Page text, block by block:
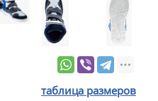
таблица размеров